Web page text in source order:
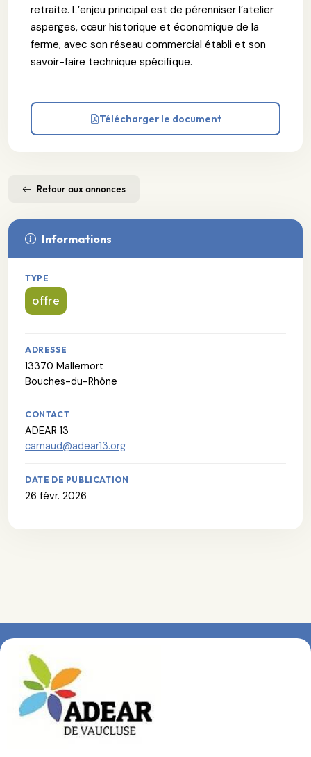
retraite. L’enjeu principal est de pérenniser l’atelier
asperges, cœur historique et économique de la
ferme, avec son réseau commercial établi et son
savoir-faire technique spécifique.
Télécharger le document
Retour aux annonces
Informations
TYPE
offre
ADRESSE
13370 Mallemort
Bouches-du-Rhône
CONTACT
ADEAR 13
carnaud@adear13.org
DATE DE PUBLICATION
26 févr. 2026